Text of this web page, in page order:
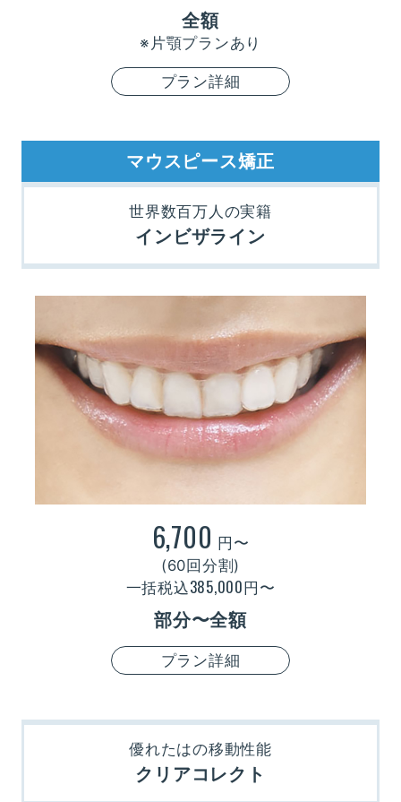
全額
※片顎プランあり
プラン詳細
マウスピース矯正
世界数百万人の実籍
インビザライン
6,700 円〜
(60回分割)
一括税込385,000円〜
部分〜全額
プラン詳細
優れたはの移動性能
クリアコレクト